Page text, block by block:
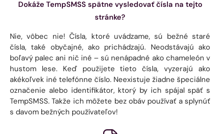
Dokáže TempSMSS spätne vysledovať čísla na tejto
stránke?
Nie, vôbec nie! Čísla, ktoré uvádzame, sú bežné staré
čísla, také obyčajné, ako prichádzajú. Neodstávajú ako
boľavý palec ani nič iné – sú nenápadné ako chameleón v
hustom lese. Keď použijete tieto čísla, vyzerajú ako
akékoľvek iné telefónne číslo. Neexistuje žiadne špeciálne
označenie alebo identifikátor, ktorý by ich spájal späť s
TempSMSS. Takže ich môžete bez obáv používať a splynúť
s davom bežných používateľov!